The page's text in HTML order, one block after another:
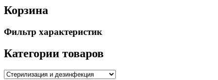
Корзина
Фильтр характеристик
Категории товаров